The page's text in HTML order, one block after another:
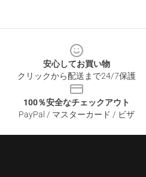
安心してお買い物
クリックから配送まで24/7保護
100％安全なチェックアウト
PayPal / マスターカード / ビザ